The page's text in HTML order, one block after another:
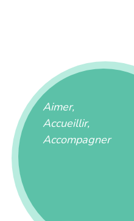
Aimer,
Accueillir,
Accompagner